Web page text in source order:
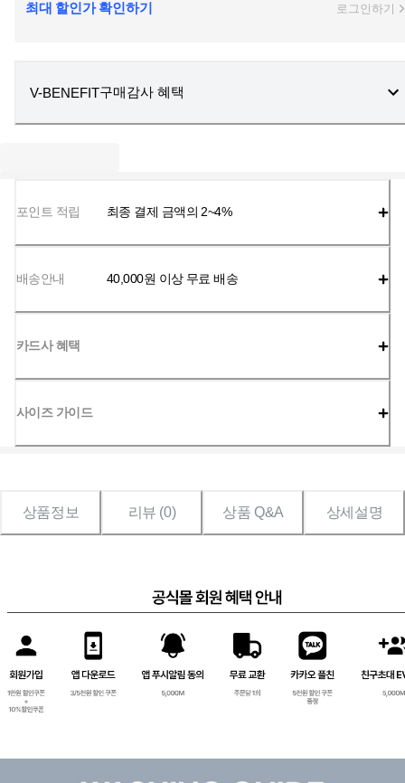
최대 할인가 확인하기 로그인하기
V-BENEFIT구매감사 혜택
포인트 적립 최종 결제 금액의 2~4%
배송안내 40,000원 이상 무료 배송
카드사 혜택
사이즈 가이드
상품정보 리뷰 (0) 상품 Q&A 상세설명